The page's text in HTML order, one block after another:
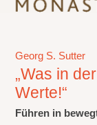
Georg S. Sutter
„Was in
Werte!“
Führen in